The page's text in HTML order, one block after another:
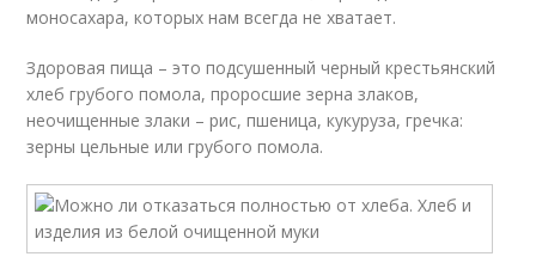
моносахара, которых нам всегда не хватает.
Здоровая пища – это подсушенный черный крестьянский
хлеб грубого помола, проросшие зерна злаков,
неочищенные злаки – рис, пшеница, кукуруза, гречка:
зерны цельные или грубого помола.